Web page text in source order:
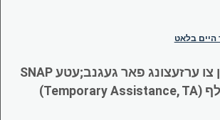
היים בלאט
וויכטיגע טוישונגען צו ערזעצונג פאר געגנב;עטע SNAP
און צייטווייליגע הילף (Temporary Assistance, TA)